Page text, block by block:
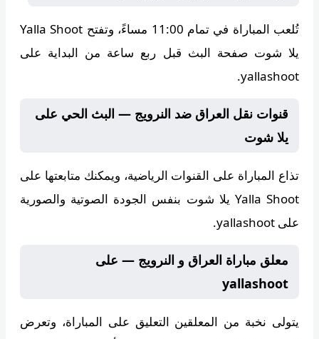
تُلعب المباراة في تمام 11:00 مساءً ، وتفتح Yalla Shoot
يلا شوت صفحة البث قبل ربع ساعة من البداية على
yallashoot.
قنوات نقل العراق ضد النرويج — البث الحي على
يلا شوت
تذاع المباراة على القنوات الرياضية، ويمكنك متابعتها على
Yalla Shoot يلا شوت
بنفس الجودة الصوتية والصورية
على yallashoot.
معلق مباراة العراق و النرويج — على
yallashoot
يتولى نخبة من المعلقين التعليق على المباراة، وتعرض